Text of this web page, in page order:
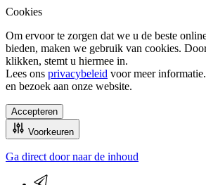
Cookies
Om ervoor te zorgen dat we u de beste
bieden, maken we gebruik van cookies. Door
klikken, stemt u hiermee in.
Lees ons privacybeleid voor meer
en bezoek aan onze website.
Accepteren
Voorkeuren
100% breukloze bezorging
Ga direct door naar de inhoud